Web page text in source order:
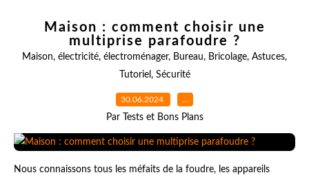
Maison : comment choisir une
multiprise parafoudre ?
Maison, électricité, électroménager, Bureau, Bricolage, Astuces,
Tutoriel , Sécurité
30.06.2024 …
Par Tests et Bons Plans
Nous connaissons tous les méfaits de la foudre, les appareils